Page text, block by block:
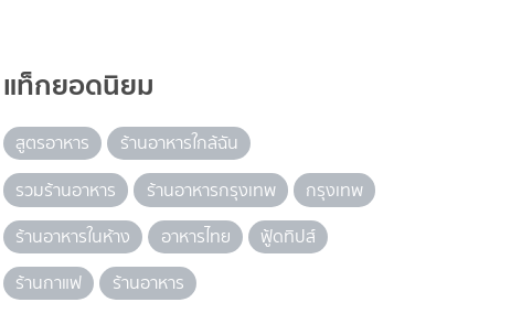
แท็กยอดนิยม
สูตรอาหาร
ร้านอาหารใกล้ฉัน
รวมร้านอาหาร
ร้านอาหารกรุงเทพ
กรุงเทพ
ร้านอาหารในห้าง
อาหารไทย
ฟู้ดทิปส์
ร้านกาแฟ
ร้านอาหาร